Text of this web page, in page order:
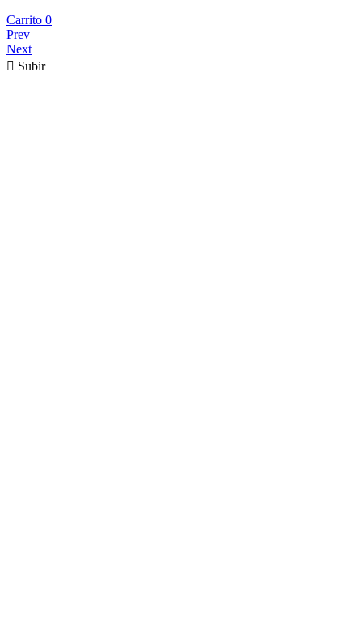
Carrito 0
Prev
Next
 Subir